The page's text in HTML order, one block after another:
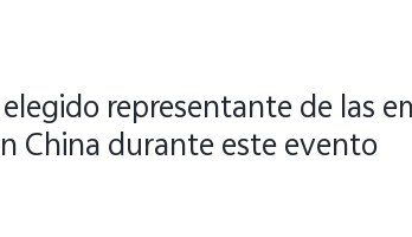
representante de las
China durante este evento